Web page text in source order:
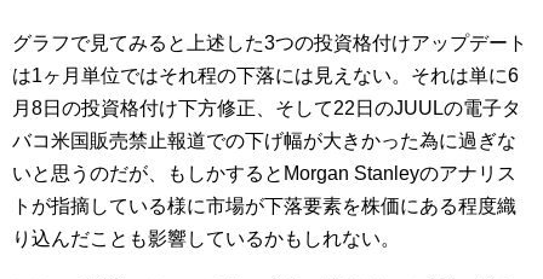
グラフで見てみると上述した3つの投資格付けアップデート
は1ヶ月単位ではそれ程の下落には見えない。それは単に6
月8日の投資格付け下方修正、そして22日のJUULの電子タ
バコ米国販売禁止報道での下げ幅が大きかった為に過ぎな
いと思うのだが、もしかするとMorgan Stanleyのアナリス
トが指摘している様に市場が下落要素を株価にある程度織
り込んだことも影響しているかもしれない。